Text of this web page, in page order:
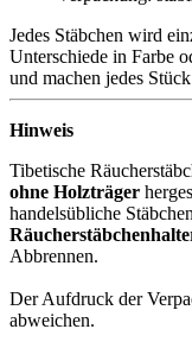
Jedes Stäbchen wird
Unterschiede in Farbe
und machen jedes
Hinweis
Tibetische
ohne Holzträger
handelsübliche
Abbrennen.
Der Aufdruck der
abweichen.